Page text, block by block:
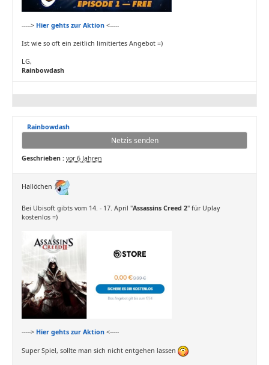
-----> Hier gehts zur Aktion <-----
Ist wie so oft ein zeitlich limitiertes Angebot =)
LG,
Rainbowdash
Rainbowdash
Netzis senden
Geschrieben : vor 6 Jahren
Hallöchen
Bei Ubisoft gibts vom 14. - 17. April "Assassins Creed 2" für Uplay
kostenlos =)
-----> Hier gehts zur Aktion <-----
Super Spiel, sollte man sich nicht entgehen lassen